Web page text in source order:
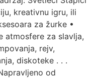
kreativnu igru, ili
za žurke •
atmosfere za slavlja,
rejv,
diskoteke . . .
od